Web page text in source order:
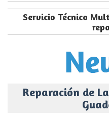
Servicio Técnico
Reparación de